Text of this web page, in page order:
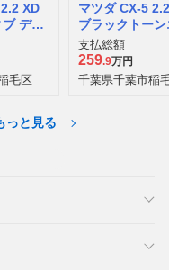
XD
ディ
毛区
マツダ CX-5
ブラックトー
ィション ディ
ターボ
支払総額
259.9万円
千葉県千葉市稲
っと見る